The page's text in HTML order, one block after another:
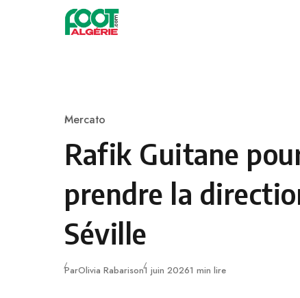
Skip to content
Category
Mercato
Rafik Guitane
prendre la
Séville
ParOlivia RabarisonPublié
1 juin 20261 min lire